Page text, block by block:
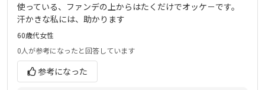
使っている、ファンデの上からはたくだけでオッケ－です。
汗かきな私には、助かります
60歳代女性
0人が参考になったと回答しています
参考になった